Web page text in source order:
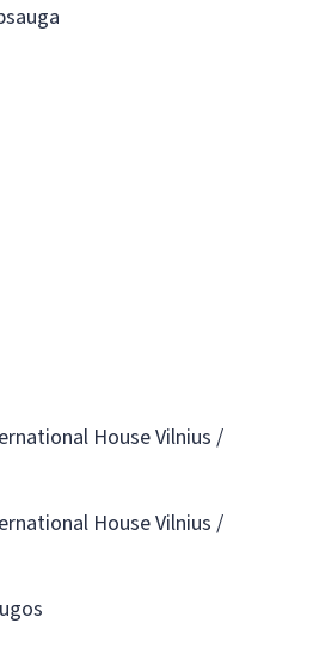
House Vilnius /
House Vilnius /